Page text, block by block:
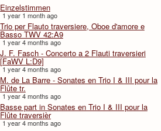
Einzelstimmen
1 year 1 month ago
Trio per Flauto traversiere, Oboe d'amore e
Basso TWV 42:A9
1 year 4 months ago
J. F. Fasch - Concerto a 2 Flauti traversieri
[FaWV L:D9]
1 year 4 months ago
M. de La Barre - Sonates en Trio I & III pour la
Flûte tr.
1 year 4 months ago
Basse part in Sonates en Trio I & III pour la
Flûte traversièr
1 year 4 months ago